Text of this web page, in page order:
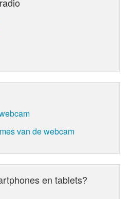
van de webcam
en tablets?